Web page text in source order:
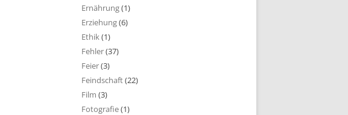
Ernährung(1)
Erziehung(6)
Ethik(1)
Fehler(37)
Feier(3)
Feindschaft(22)
Film (3)
Fotografie(1)